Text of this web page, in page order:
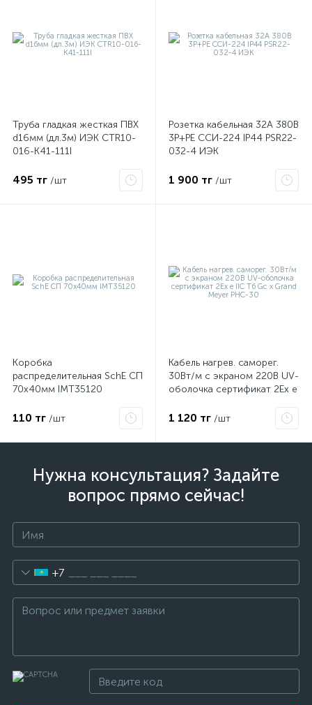
Труба гладкая жесткая ПВХ
d16мм (дл.3м) ИЭК CTR10-
016-K41-111I
495 тг /шт
Розетка кабельная 32А 380В
3P+PЕ ССИ-224 IP44 PSR22-
032-4 ИЭК
1 900 тг /шт
Коробка
распределительная SchE СП
70х40мм IMT35120
110 тг /шт
Кабель нагрев. саморег.
30Вт/м с экраном 220В UV-
оболочка сертификат 2Ex e
PHC-30
1 120 тг /шт
Нужна консультация? Задайте
вопрос прямо сейчас!
+7